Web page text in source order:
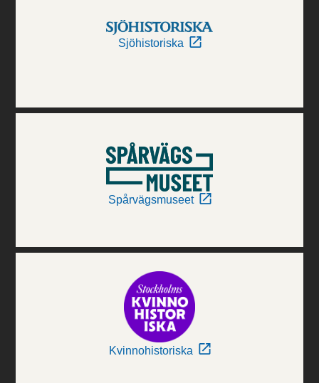
Sjöhistoriska
Spårvägsmuseet
Kvinnohistoriska